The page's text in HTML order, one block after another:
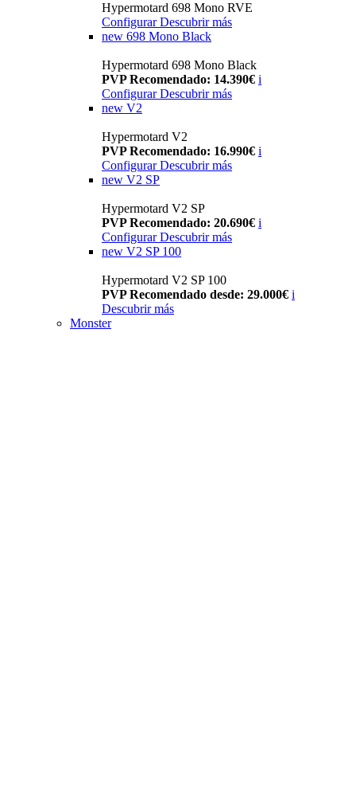
Hypermotard 698 Mono RVE
Configurar Descubrir más
new 698 Mono Black
Hypermotard 698 Mono Black
PVP Recomendado: 14.390€ i
Configurar Descubrir más
new V2
Hypermotard V2
PVP Recomendado: 16.990€ i
Configurar Descubrir más
new V2 SP
Hypermotard V2 SP
PVP Recomendado: 20.690€ i
Configurar Descubrir más
new V2 SP 100
Hypermotard V2 SP 100
PVP Recomendado desde: 29.000€ i
Descubrir más
Monster